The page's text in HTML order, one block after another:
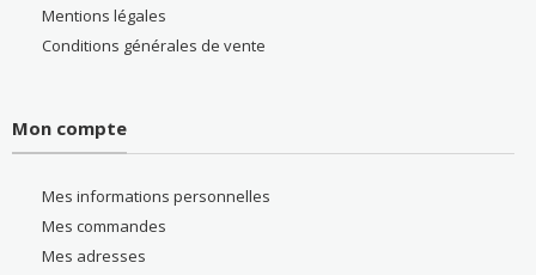
Mentions légales
Conditions générales de vente
Mon compte
Mes informations personnelles
Mes commandes
Mes adresses